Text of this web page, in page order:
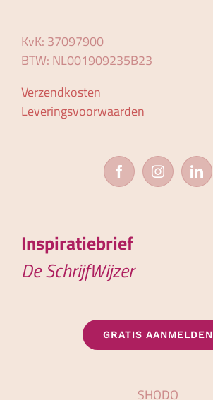
KvK: 37097900
BTW: NL001909235B23
Verzendkosten
Leveringsvoorwaarden
Inspiratiebrief
De SchrijfWijzer
GRATIS AANMELDEN
SHODO